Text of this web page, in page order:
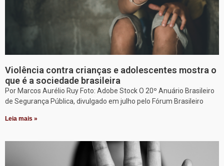
Violência contra crianças e adolescentes mostra o
que é a sociedade brasileira
Por Marcos Aurélio Ruy Foto: Adobe Stock O 20º Anuário Brasileiro
de Segurança Pública, divulgado em julho pelo Fórum Brasileiro
Leia mais »